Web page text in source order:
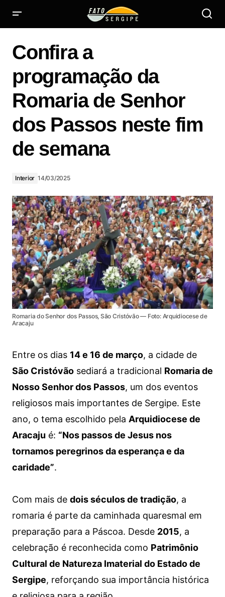
Confira a
programação da
Romaria de Senhor
dos Passos neste fim
de semana
Interior 14/03/2025
Romaria do Senhor dos Passos, São Cristóvão — Foto: Arquidiocese de
Aracaju
Entre os dias 14 e 16 de março, a cidade de
São Cristóvão sediará a tradicional Romaria de
Nosso Senhor dos Passos, um dos eventos
religiosos mais importantes de Sergipe. Este
ano, o tema escolhido pela Arquidiocese de
Aracaju é: “Nos passos de Jesus nos
tornamos peregrinos da esperança e da
caridade”.
Com mais de dois séculos de tradição, a
romaria é parte da caminhada quaresmal em
preparação para a Páscoa. Desde 2015, a
celebração é reconhecida como Patrimônio
Cultural de Natureza Imaterial do Estado de
Sergipe, reforçando sua importância histórica